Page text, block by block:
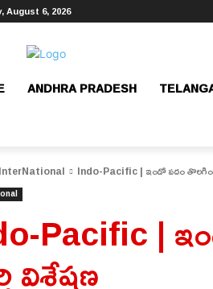
August 6, 2026
ANDHRA PRADESH
InterNational Indo-Pacific | ఇండో పదం
Pacific |
విశ్లేషణ